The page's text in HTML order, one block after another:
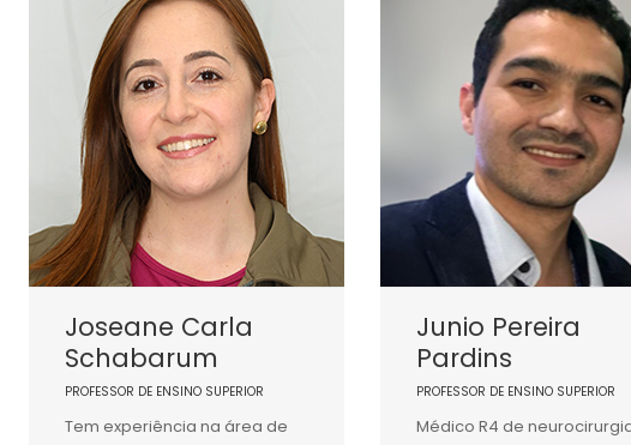
Joseane Carla
Schabarum
PROFESSOR DE ENSINO SUPERIOR
Tem experiência na área de
Junio Pereira
Pardins
PROFESSOR DE ENSINO SUPERIOR
Médico R4 de